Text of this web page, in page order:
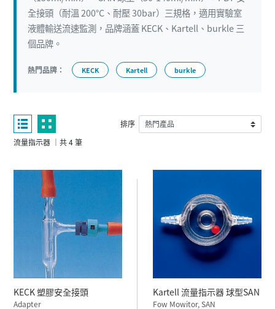
全接頭（耐溫 200°C、耐壓 30bar）三規格，適用實驗室
液體輸送流速監測，品牌涵蓋 KECK、Kartell、burkle 三
個品牌。
熱門品牌： KECK Kartell burkle
流量指示器 ｜共 4 筆
排序
KECK 塑膠安全接頭
Adapter
Kartell 流量指示器 球型SAN
Fow Mowitor, SAN